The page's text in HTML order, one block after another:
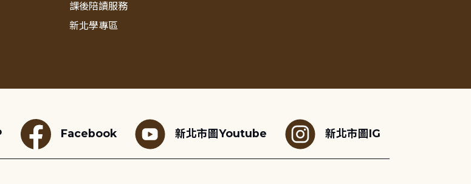
課後陪讀服務
新北學專區
Facebook 新北市圖Youtube 新北市圖IG